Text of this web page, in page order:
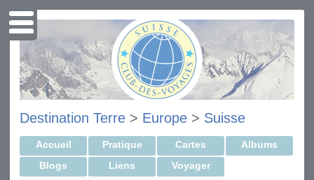
Destination Terre > Europe > Suisse
Accueil Pratique Cartes
Albums
Blogs
Liens Voyager